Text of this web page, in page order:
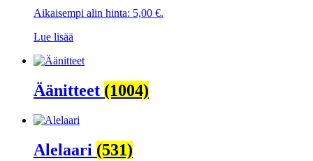
Aikaisempi alin hinta: 5,00 €.
Lue lisää
Äänitteet (1004)
Alelaari (531)